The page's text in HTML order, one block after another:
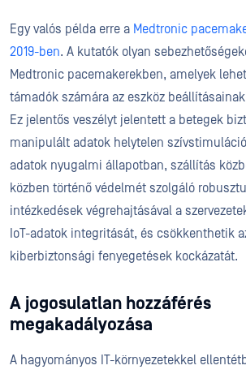
Egy valós példa erre a Medtronic
2019-ben. A kutatók olyan
Medtronic pacemakerekben, amelyek
támadók számára az eszköz
Ez jelentős veszélyt jelentett a betegek
manipulált adatok helytelen
adatok nyugalmi állapotban, szállítás
közben történő védelmét szolgáló
intézkedések végrehajtásával a
IoT-adatok integritását, és csökkenthetik
kiberbiztonsági fenyegetések kockázatát.
A jogosulatlan hozzáférés
megakadályozása
A hagyományos IT-környezetekkel